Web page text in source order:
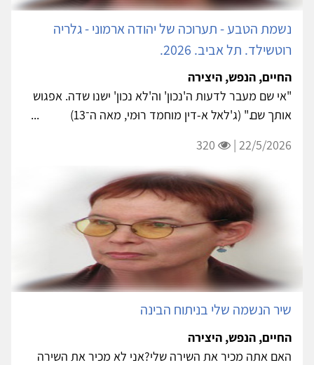
נשמת הטבע - תערוכה של יהודה ארמוני - גלריה
רוטשילד. תל אביב. 2026.
החיים, הנפש, היצירה
"אי שם מעבר לדעות ה'נכון' וה'לא נכון' ישנו שדה. אפגוש
אותך שם." (ג'לאל א-דין מוחמד רוּמי, מאה ה־13) ...
22/5/2026 |
שיר הנשמה שלי בניתוח הבינה
החיים, הנפש, היצירה
האם אתה מכיר את השירה שלי?אני לא מכיר את השירה